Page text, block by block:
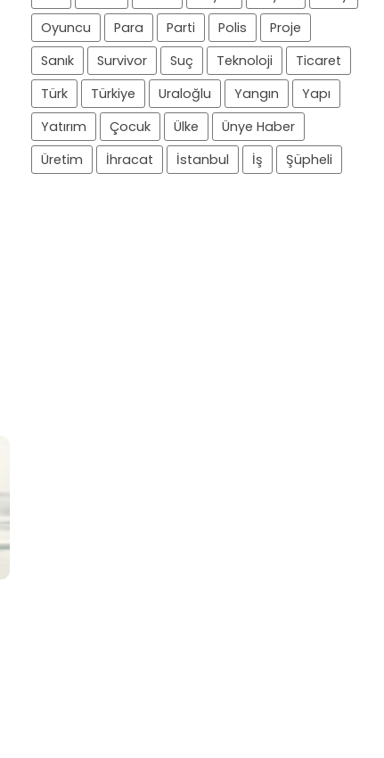
Oyuncu
Para Parti Polis
Proje
Sanık
Survivor Suç Teknoloji
Ticaret
Türk
Türkiye Uraloğlu Yangın
Yapı
Yatırım
Çocuk Ülke
Ünye Haber
Üretim
İhracat İstanbul İş Şüpheli